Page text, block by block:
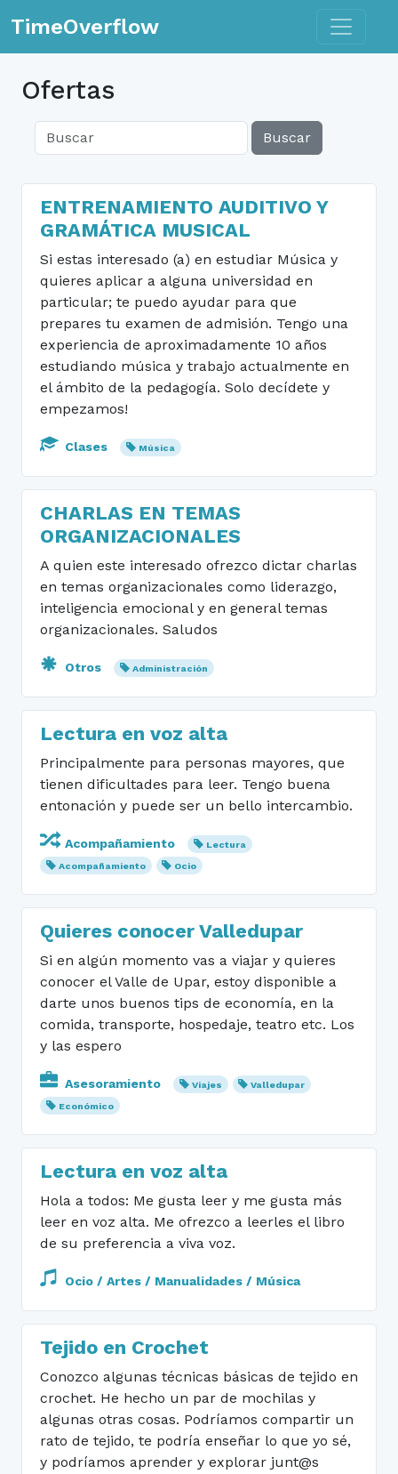
TimeOverflow Toggle
Ofertas
Buscar
ENTRENAMIENTO AUDITIVO Y
GRAMÁTICA MUSICAL
Si estas interesado (a) en estudiar Música y
quieres aplicar a alguna universidad en
particular; te puedo ayudar para que
prepares tu examen de admisión. Tengo una
experiencia de aproximadamente 10 años
estudiando música y trabajo actualmente en
el ámbito de la pedagogía. Solo decídete y
empezamos!
Clases Música
CHARLAS EN TEMAS
ORGANIZACIONALES
A quien este interesado ofrezco dictar charlas
en temas organizacionales como liderazgo,
inteligencia emocional y en general temas
organizacionales. Saludos
Otros Administración
Lectura en voz alta
Principalmente para personas mayores, que
tienen dificultades para leer. Tengo buena
entonación y puede ser un bello intercambio.
Acompañamiento
Lectura
Acompañamiento
Ocio
Quieres conocer Valledupar
Si en algún momento vas a viajar y quieres
conocer el Valle de Upar, estoy disponible a
darte unos buenos tips de economía, en la
comida, transporte, hospedaje, teatro etc. Los
y las espero
Asesoramiento Viajes
Valledupar
Económico
Lectura en voz alta
Hola a todos: Me gusta leer y me gusta más
leer en voz alta. Me ofrezco a leerles el libro
de su preferencia a viva voz.
Ocio / Artes / Manualidades / Música
Tejido en Crochet
Conozco algunas técnicas básicas de tejido en
crochet. He hecho un par de mochilas y
algunas otras cosas. Podríamos compartir un
rato de tejido, te podría enseñar lo que yo sé,
y podríamos aprender y explorar junt@s